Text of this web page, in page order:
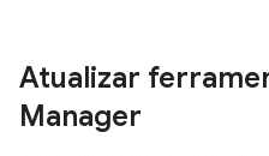
Atualizar
Manager